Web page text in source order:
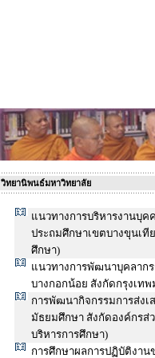
วิทยานิพนธ์มหาวิทยาลัย
แนวทางการบริหารงานบุค
ประถมศึกษาเขตบางขุนเที
ศึกษา)
แนวทางการพัฒนาบุคลาก
บางกอกน้อย สังกัดกรุงเท
การพัฒนากิจกรรมการส่งเ
มัธยมศึกษา สังกัดองค์กรส่
บริหารการศึกษา)
การศึกษาผลการปฏิบัติงา